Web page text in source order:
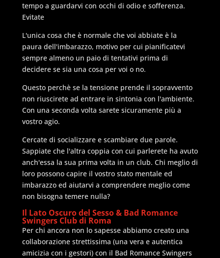
tempo a guardarvi con occhi di odio e sofferenza.
Evitate
L'unica cosa che è normale che voi abbiate è la
paura dell'imbarazzo, motivo per cui pianificatevi
sempre almeno un paio di tentativi prima di
decidere se sia una cosa per voi o no.
Questo perchè se la tensione prende il sopravvento
non riuscirete ad entrare in sintonia con l'ambiente.
Con una seconda volta sarete sicuramente più a
vostro agio.
Cercate di socializzare e scambiare due parole.
Sappiate che l'altra coppia con cui parlerete ha avuto
anch'essa la sua prima volta in un club. Chi meglio di
loro possono capire il vostro stato mentale ed
imbarazzo ed aiutarvi a comprendere meglio come
non bisogna temere nulla?
Il Lato Oscuro del Sesso & Bad Romance
Swingers Club di Roma
Per chi ancora non lo sapesse abbiamo creato una
collaborazione strettissima (una vera e autentica
amicizia con i gestori) con il Bad Romance Swingers